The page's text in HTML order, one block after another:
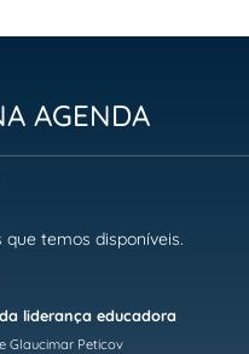
AGENDA
temos disponíveis.
liderança educadora
Glaucimar Peticov